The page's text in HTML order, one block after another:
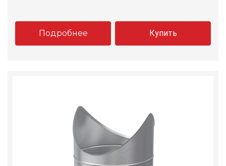
Подробнее Купить